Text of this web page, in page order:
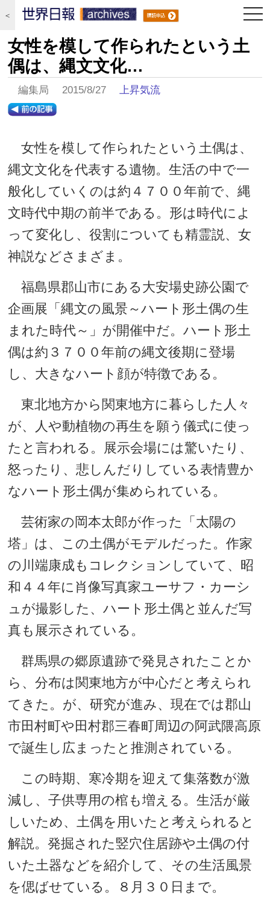
＜
女性を模して作られたという土
偶は、縄文文化…
編集局 2015/8/27上昇気流
女性を模して作られたという土偶は、
縄文文化を代表する遺物。生活の中で一
般化していくのは約４７００年前で、縄
文時代中期の前半である。形は時代によ
って変化し、役割についても精霊説、女
神説などさまざま。
福島県郡山市にある大安場史跡公園で
企画展「縄文の風景～ハート形土偶の生
まれた時代～」が開催中だ。ハート形土
偶は約３７００年前の縄文後期に登場
し、大きなハート顔が特徴である。
東北地方から関東地方に暮らした人々
が、人や動植物の再生を願う儀式に使っ
たと言われる。展示会場には驚いたり、
怒ったり、悲しんだりしている表情豊か
なハート形土偶が集められている。
芸術家の岡本太郎が作った「太陽の
塔」は、この土偶がモデルだった。作家
の川端康成もコレクションしていて、昭
和４４年に肖像写真家ユーサフ・カーシ
ュが撮影した、ハート形土偶と並んだ写
真も展示されている。
群馬県の郷原遺跡で発見されたことか
ら、分布は関東地方が中心だと考えられ
てきた。が、研究が進み、現在では郡山
市田村町や田村郡三春町周辺の阿武隈高原
で誕生し広まったと推測されている。
この時期、寒冷期を迎えて集落数が激
減し、子供専用の棺も増える。生活が厳
しいため、土偶を用いたと考えられると
解説。発掘された竪穴住居跡や土偶の付
いた土器などを紹介して、その生活風景
を偲ばせている。８月３０日まで。